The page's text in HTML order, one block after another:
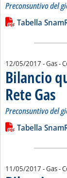
Preconsuntivo del
Leggi tutta la
Lista allegati
Tabella
12/05/2017 - Gas -
Bilancio
Rete Gas ..
Preconsuntivo del
Leggi tutta la
Lista allegati
Tabella
11/05/2017 - Gas -